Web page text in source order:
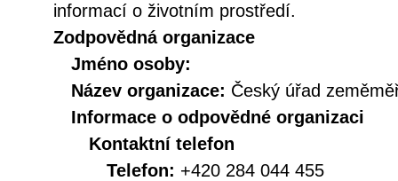
informací o životním prostředí.
Zodpovědná organizace
Jméno osoby:
Název organizace: Český úřad
Informace o odpovědné organizaci
Kontaktní telefon
Telefon: +420 284 044 455